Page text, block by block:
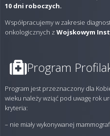
10 dni roboczych.
Współpracujemy w zakresie
onkologicznych z Wojskowym
Program
Program jest przeznaczony dla
wieku należy wziąć pod uwagę rok
kryteria:
– nie miały wykonywanej